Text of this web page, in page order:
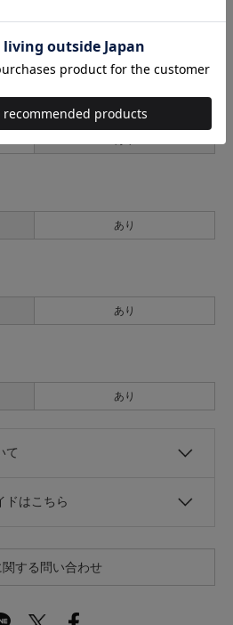
普通 厚手
あり
あり
あり
て
ドはこちら
する問い合わせ